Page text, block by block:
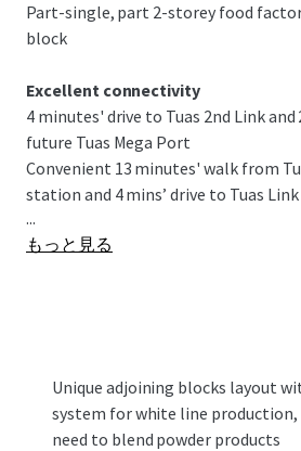
Part-single, part 2-storey food
block
Excellent connectivity
4 minutes' drive to Tuas 2nd Link and
future Tuas Mega Port
Convenient 13 minutes' walk from
station and 4 mins’ drive to Tuas
...
もっと見る
Unique adjoining blocks layout
system for white line production,
need to blend powder products